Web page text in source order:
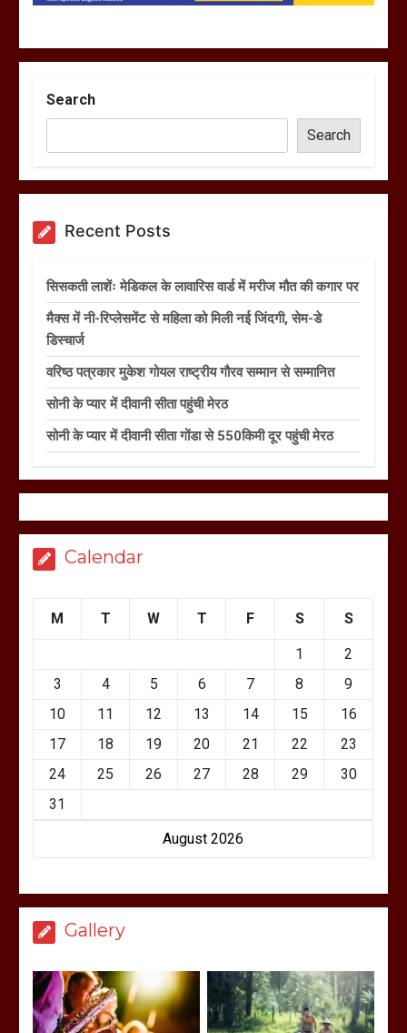
Search
Search
Recent Posts
सिसकती लाशेंः मेडिकल के लावारिस वार्ड में मरीज मौत की कगार पर
मैक्स में नी-रिप्लेसमेंट से महिला को मिली नई जिंदगी, सेम-डे
डिस्चार्ज
वरिष्ठ पत्रकार मुकेश गोयल राष्ट्रीय गौरव सम्मान से सम्मानित
सोनी के प्यार में दीवानी सीता पहुंची मेरठ
सोनी के प्यार में दीवानी सीता गोंडा से 550किमी दूर पहुंची मेरठ
Calendar
August 2026
M T W T F S S
1
2
3
4 5 6 7 8
9
10
11 12 13 14 15
16
17
18 19 20 21 22
23
24
25 26 27 28 29
30
31
Gallery